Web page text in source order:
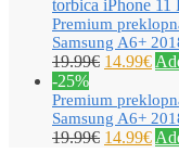
Premium
Samsung A6+
19.99€ 14.99€
-25%
Premium
Samsung A6+
19.99€ 14.99€